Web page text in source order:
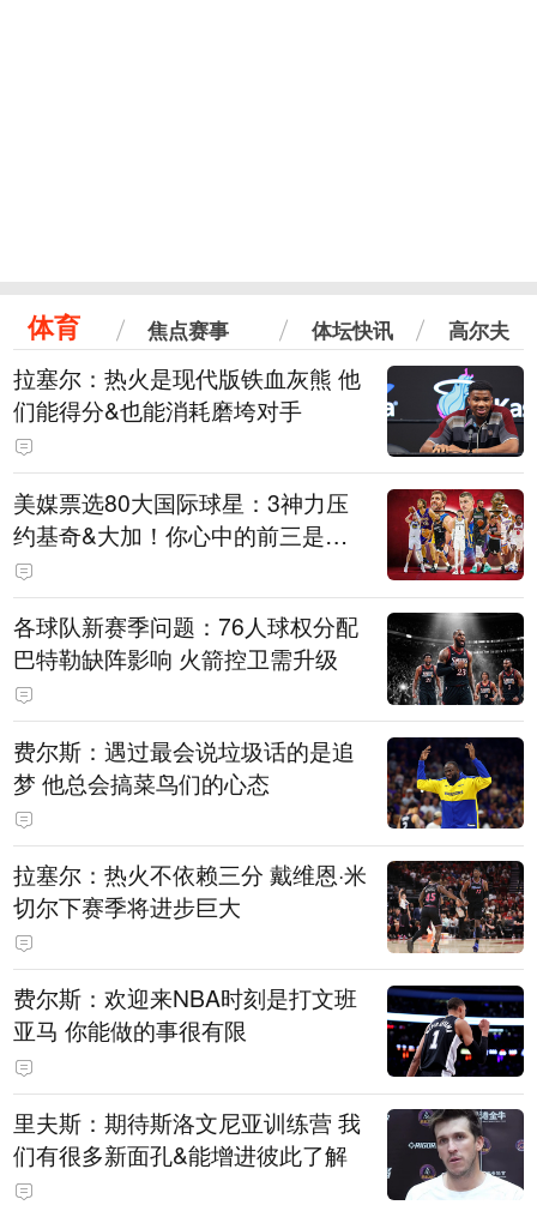
体育 焦点赛事 体坛快讯 高尔夫
拉塞尔：热火是现代版铁血灰熊 他
们能得分&也能消耗磨垮对手
美媒票选80大国际球星：3神力压
约基奇&大加！你心中的前三是
谁？
各球队新赛季问题：76人球权分配
巴特勒缺阵影响 火箭控卫需升级
费尔斯：遇过最会说垃圾话的是追
梦 他总会搞菜鸟们的心态
拉塞尔：热火不依赖三分 戴维恩·米
切尔下赛季将进步巨大
费尔斯：欢迎来NBA时刻是打文班
亚马 你能做的事很有限
里夫斯：期待斯洛文尼亚训练营 我
们有很多新面孔&能增进彼此了解